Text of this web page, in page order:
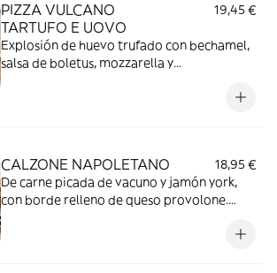
PIZZA VULCANO
TARTUFO E UOVO
19,45 €
Explosión de huevo trufado con bechamel,
salsa de boletus, mozzarella y
CALZONE NAPOLETANO
18,95 €
De carne picada de vacuno y jamón york,
con borde relleno de queso provolone.